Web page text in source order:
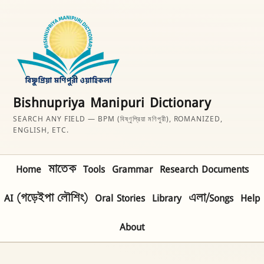
Bishnupriya Manipuri Dictionary
SEARCH ANY FIELD — BPM (বিষ্ণুপ্রিয়া মণিপুরী), ROMANIZED,
ENGLISH, ETC.
Home মাতেক Tools Grammar Research Documents
AI (গড়েইপা লৌশিং) Oral Stories Library এলা/Songs Help
About